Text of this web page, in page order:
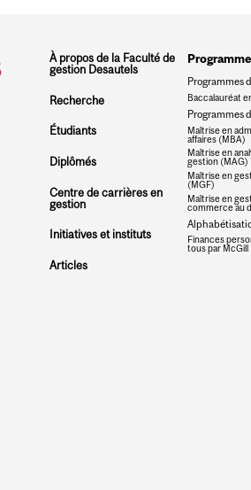
À propos de la Faculté de
gestion Desautels
Recherche
Étudiants
Diplômés
Centre de carrières en
gestion
Initiatives et instituts
Articles
Programmes
Baccalauréat
Programmes
Maîtrise en
affaires (MBA)
Maîtrise en
gestion (MAG)
Maîtrise en
(MGF)
Maîtrise en
commerce au
Finances
tous par McGill